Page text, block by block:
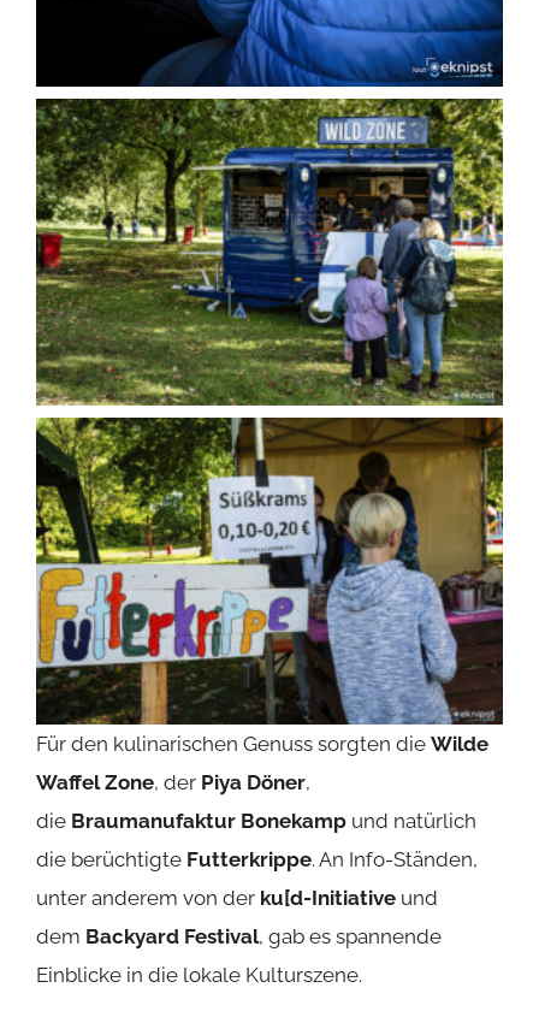
Für den kulinarischen Genuss sorgten die Wilde
Waffel Zone, der Piya Döner,
die Braumanufaktur Bonekamp und natürlich
die berüchtigte Futterkrippe. An Info-Ständen,
unter anderem von der ku[d-Initiative und
dem Backyard Festival, gab es spannende
Einblicke in die lokale Kulturszene.